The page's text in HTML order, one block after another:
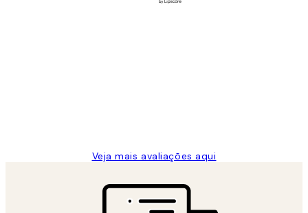
Veja mais avaliações aqui